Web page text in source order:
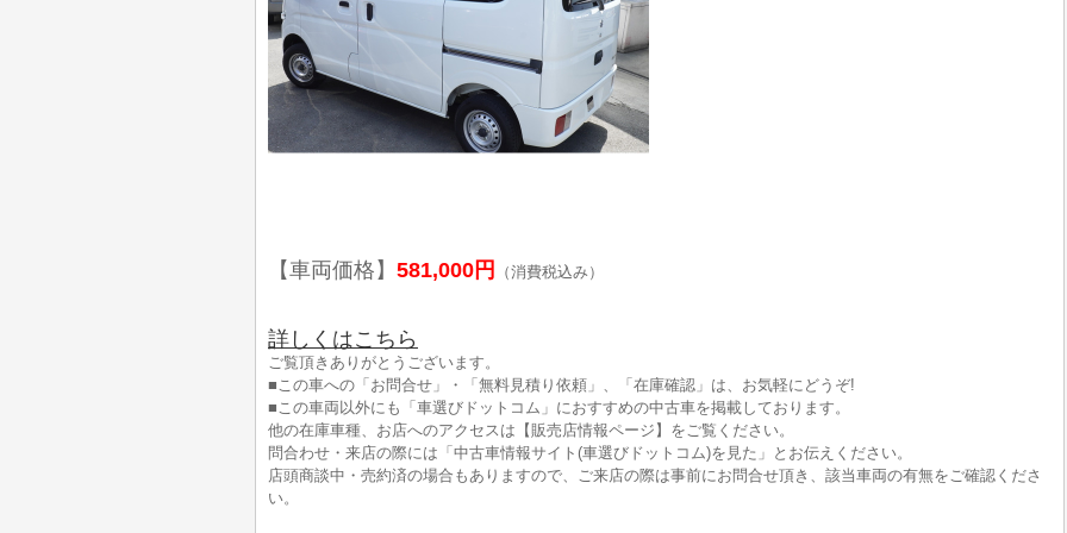
【車両価格】 581,000円 （消費税込み）
詳しくはこちら
ご覧頂きありがとうございます。
■この車への「お問合せ」・「無料見積り依頼」、「在庫確認」は、お気軽にどうぞ!
■この車両以外にも「車選びドットコム」におすすめの中古車を掲載しております。
他の在庫車種、お店へのアクセスは【販売店情報ページ】をご覧ください。
問合わせ・来店の際には「中古車情報サイト(車選びドットコム)を見た」とお伝えください。
店頭商談中・売約済の場合もありますので、ご来店の際は事前にお問合せ頂き、該当車両の有無をご確認くださ
い。